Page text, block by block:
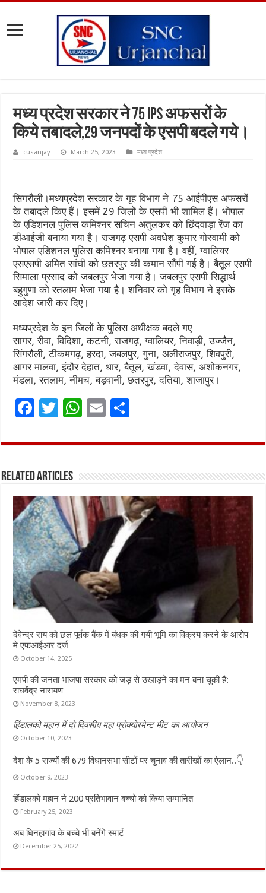
मध्य प्रदेश सरकार ने 75 IPS अफसरों के
किये तबादले,29 जनपदों के एसपी बदले गये।
cusanjay March 25, 2023 मध्य प्रदेश
सिगरौली।मध्यप्रदेश सरकार के गृह विभाग ने 75 आईपीएस अफसरों
के तबादले किए हैं। इसमें 29 जिलों के एसपी भी शामिल हैं। भोपाल
के एडिशनल पुलिस कमिश्नर सचिन अतुलकर को छिंदवाड़ा रेंज का
डीआईजी बनाया गया है। राजगढ़ एसपी अवधेश कुमार गोस्वामी को
भोपाल एडिशनल पुलिस कमिश्नर बनाया गया है। वहीं, ग्वालियर
एसएसपी अमित सांघी को छतरपुर की कमान सौंपी गई है। बैतूल एसपी
सिमाला प्रसाद को जबलपुर भेजा गया है। जबलपुर एसपी सिद्धार्थ
बहुगुणा को रतलाम भेजा गया है। शनिवार को गृह विभाग ने इसके
आदेश जारी कर दिए।
मध्यप्रदेश के इन जिलों के पुलिस अधीक्षक बदले गए
सागर, रीवा, विदिशा, कटनी, राजगढ़, ग्वालियर, निवाड़ी, उज्जैन,
सिंगरौली, टीकमगढ़, हरदा, जबलपुर, गुना, अलीराजपुर, शिवपुरी,
आगर मालवा, इंदौर देहात, धार, बैतूल, खंडवा, देवास, अशोकनगर,
मंडला, रतलाम, नीमच, बड़वानी, छतरपुर, दतिया, शाजापुर।
F
ce
o
o
k
T
it
r
W
at
A
p
p
E
ai ar
Related Articles
देवेन्द्र राय को छल पूर्वक बैंक में बंधक की गयी भूमि का विक्रय करने के आरोप
मे एफआईआर दर्ज
October 14, 2025
एमपी की जनता भाजपा सरकार को जड़ से उखाड़ने का मन बना चुकी हैं:
राघवेंद्र नारायण
November 8, 2023
हिंडालको महान में दो दिवसीय महा प्रोक्योरमेन्ट मीट का आयोजन
October 10, 2023
देश के 5 राज्यों की 679 विधानसभा सीटों पर चुनाव की तारीखों का ऐलान..👇
October 9, 2023
हिंडालको महान ने 200 प्रतिभावान बच्चो को किया सम्मानित
February 25, 2023
अब घिनहागांव के बच्चे भी बनेंगे स्मार्ट
December 25, 2022